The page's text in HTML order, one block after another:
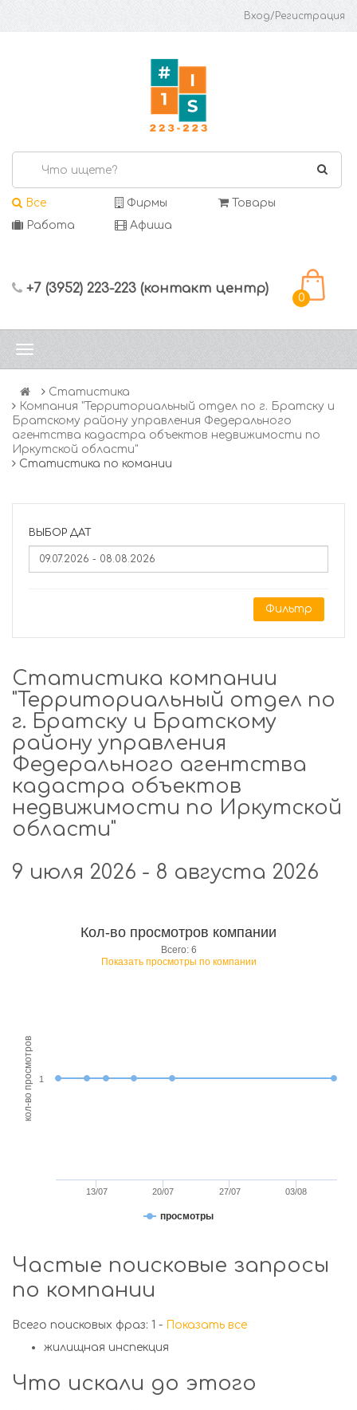
Вход/Регистрация
Все Фирмы
Товары
Работа
Афиша
+7 (3952) 223-223 (контакт центр)
0
Статистика
Компания "Территориальный отдел по г. Братску и
Братскому району управления Федерального
агентства кадастра объектов недвижимости по
Иркутской области"
Статистика по комании
ВЫБОР ДАТ
Фильтр
Статистика компании
"Территориальный отдел по
г. Братску и Братскому
району управления
Федерального агентства
кадастра объектов
недвижимости по Иркутской
области"
9 июля 2026 - 8 августа 2026
кол-во просмотров
Кол-во просмотров компании
Всего: 6
Показать просмотры по компании
просмотры
13/07 20/07 27/07 03/08
1
Частые поисковые запросы
по компании
Всего поисковых фраз: 1 - Показать все
жилищная инспекция
Что искали до этого